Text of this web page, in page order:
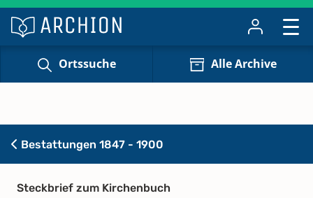
Ortssuche Alle Archive
Bestattungen 1847 - 1900
Steckbrief zum Kirchenbuch